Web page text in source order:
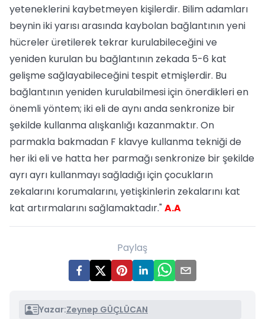
yeteneklerini kaybetmeyen kişilerdir. Bilim adamları
beynin iki yarısı arasında kaybolan bağlantının yeni
hücreler üretilerek tekrar kurulabileceğini ve
yeniden kurulan bu bağlantının zekada 5-6 kat
gelişme sağlayabileceğini tespit etmişlerdir. Bu
bağlantının yeniden kurulabilmesi için önerdikleri en
önemli yöntem; iki eli de aynı anda senkronize bir
şekilde kullanma alışkanlığı kazanmaktır. On
parmakla bakmadan F klavye kullanma tekniği de
her iki eli ve hatta her parmağı senkronize bir şekilde
ayrı ayrı kullanmayı sağladığı için çocukların
zekalarını korumalarını, yetişkinlerin zekalarını kat
kat artırmalarını sağlamaktadır."A.A
Paylaş
Yazar:Zeynep GÜÇLÜCAN